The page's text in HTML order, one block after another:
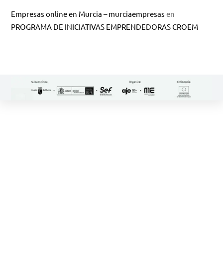
Empresas online en Murcia – murciaempresas en
PROGRAMA DE INICIATIVAS EMPRENDEDORAS CROEM